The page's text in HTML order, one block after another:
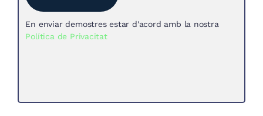
En enviar demostres estar d'acord amb la nostra
Política de Privacitat